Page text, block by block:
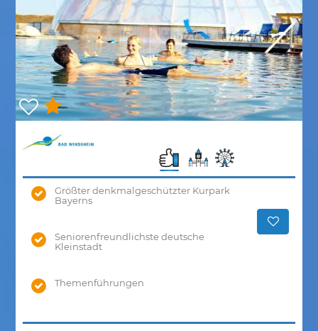
Größter denkmalgeschützter Kurpark
Bayerns
Seniorenfreundlichste deutsche
Kleinstadt
Themenführungen